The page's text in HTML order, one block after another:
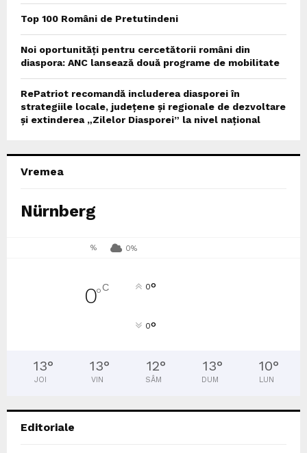
Top 100 Români de Pretutindeni
Noi oportunități pentru cercetătorii români din
diaspora: ANC lansează două programe de mobilitate
RePatriot recomandă includerea diasporei în
strategiile locale, județene și regionale de dezvoltare
și extinderea „Zilelor Diasporei” la nivel național
Vremea
Nürnberg
% 0%
0°C 0°
0°
13°
JOI
13°
VIN
12°
SÂM
13°
DUM
10°
LUN
Editoriale